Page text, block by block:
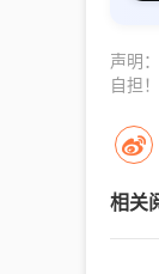
声明
自担
相关